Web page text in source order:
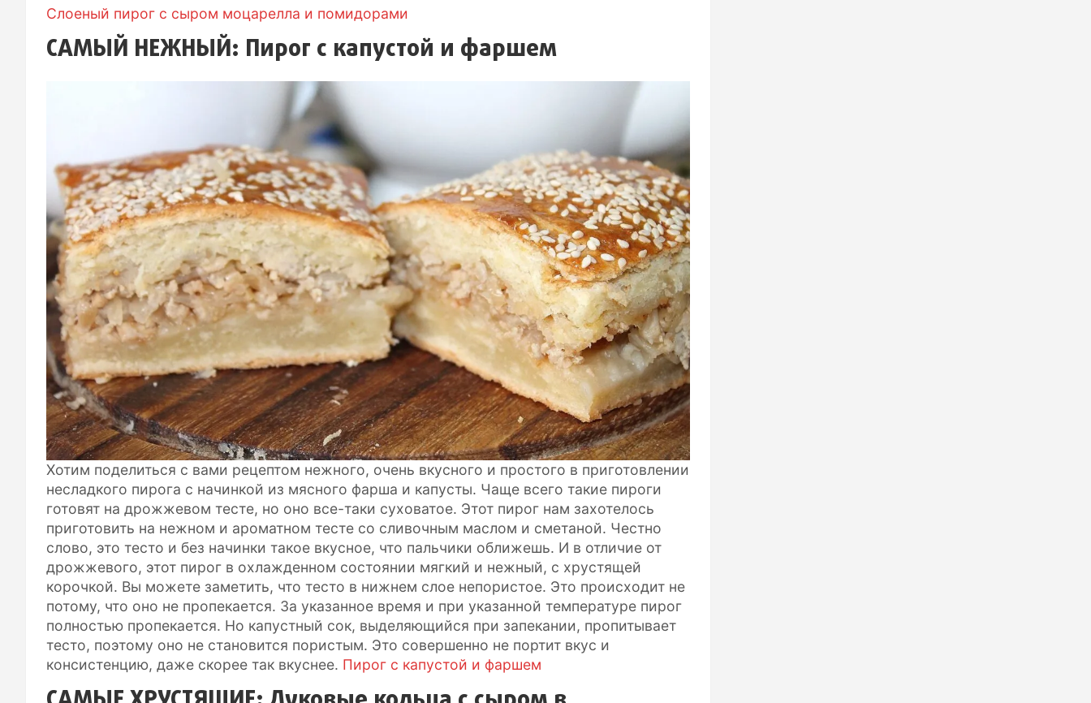
Слоеный пирог с сыром моцарелла и помидорами
САМЫЙ НЕЖНЫЙ: Пирог с капустой и фаршем
Хотим поделиться с вами рецептом нежного, очень вкусного и простого в приготовлении
несладкого пирога с начинкой из мясного фарша и капусты. Чаще всего такие пироги
готовят на дрожжевом тесте, но оно все-таки суховатое. Этот пирог нам захотелось
приготовить на нежном и ароматном тесте со сливочным маслом и сметаной. Честно
слово, это тесто и без начинки такое вкусное, что пальчики оближешь. И в отличие от
дрожжевого, этот пирог в охлажденном состоянии мягкий и нежный, с хрустящей
корочкой. Вы можете заметить, что тесто в нижнем слое непористое. Это происходит не
потому, что оно не пропекается. За указанное время и при указанной температуре пирог
полностью пропекается. Но капустный сок, выделяющийся при запекании, пропитывает
тесто, поэтому оно не становится пористым. Это совершенно не портит вкус и
консистенцию, даже скорее так вкуснее. Пирог с капустой и фаршем